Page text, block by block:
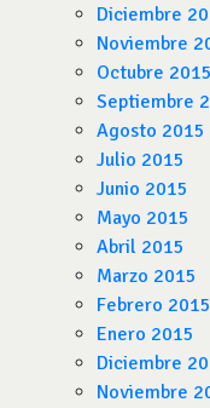
Diciembre
Noviembre
Octubre 2015
Septiembre
Agosto 2015
Julio 2015
Junio 2015
Mayo 2015
Abril 2015
Marzo 2015
Febrero 2015
Enero 2015
Diciembre
Noviembre